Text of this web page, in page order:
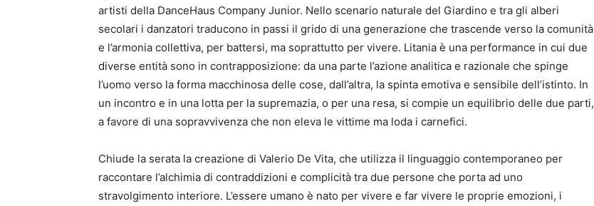
artisti della DanceHaus Company Junior. Nello scenario naturale del Giardino e tra gli alberi
secolari i danzatori traducono in passi il grido di una generazione che trascende verso la comunità
e l’armonia collettiva, per battersi, ma soprattutto per vivere. Litania è una performance in cui due
diverse entità sono in contrapposizione: da una parte l’azione analitica e razionale che spinge
l’uomo verso la forma macchinosa delle cose, dall’altra, la spinta emotiva e sensibile dell’istinto. In
un incontro e in una lotta per la supremazia, o per una resa, si compie un equilibrio delle due parti,
a favore di una sopravvivenza che non eleva le vittime ma loda i carnefici.
Chiude la serata la creazione di Valerio De Vita, che utilizza il linguaggio contemporaneo per
raccontare l’alchimia di contraddizioni e complicità tra due persone che porta ad uno
stravolgimento interiore. L’essere umano è nato per vivere e far vivere le proprie emozioni, i